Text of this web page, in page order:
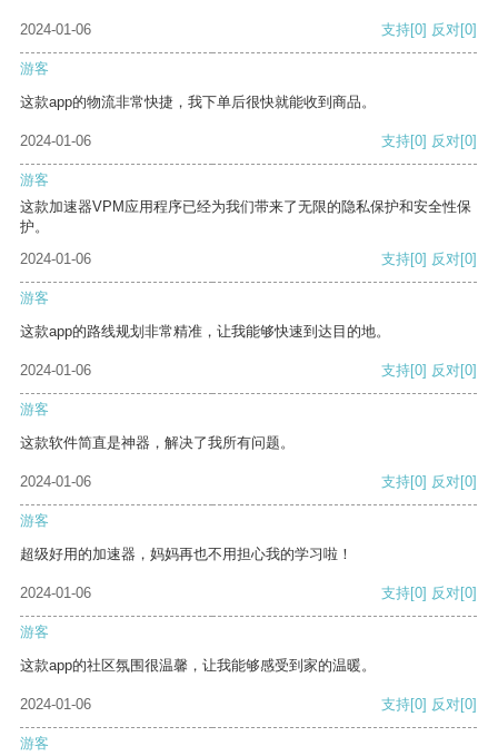
2024-01-06 支持[0] 反对[0]
游客
这款app的物流非常快捷，我下单后很快就能收到商品。
2024-01-06 支持[0] 反对[0]
游客
这款加速器VPM应用程序已经为我们带来了无限的隐私保护和安全性保
护。
2024-01-06
支持[0] 反对[0]
游客
这款app的路线规划非常精准，让我能够快速到达目的地。
2024-01-06 支持[0] 反对[0]
游客
这款软件简直是神器，解决了我所有问题。
2024-01-06 支持[0] 反对[0]
游客
超级好用的加速器，妈妈再也不用担心我的学习啦！
2024-01-06 支持[0] 反对[0]
游客
这款app的社区氛围很温馨，让我能够感受到家的温暖。
2024-01-06 支持[0] 反对[0]
游客